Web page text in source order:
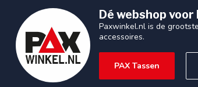
Dé webshop
Paxwinkel.nl is de
accessoires.
PAX Tassen